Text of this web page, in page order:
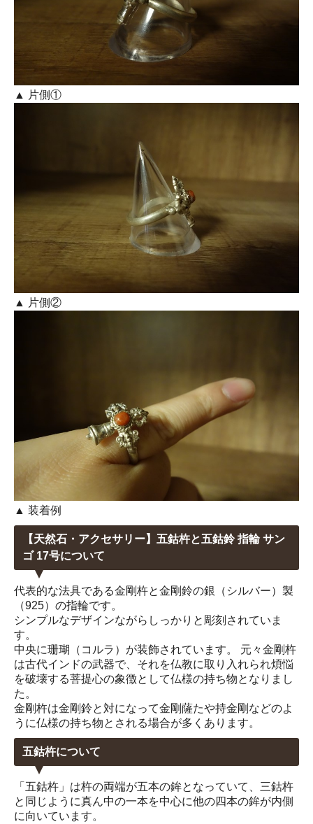
▲ 片側①
▲ 片側②
▲ 装着例
【天然石・アクセサリー】五鈷杵と五鈷鈴 指輪 サン
ゴ 17号について
代表的な法具である金剛杵と金剛鈴の銀（シルバー）製
（925）の指輪です。
シンプルなデザインながらしっかりと彫刻されていま
す。
中央に珊瑚（コルラ）が装飾されています。 元々金剛杵
は古代インドの武器で、それを仏教に取り入れられ煩悩
を破壊する菩提心の象徴として仏様の持ち物となりまし
た。
金剛杵は金剛鈴と対になって金剛薩たや持金剛などのよ
うに仏様の持ち物とされる場合が多くあります。
五鈷杵について
「五鈷杵」は杵の両端が五本の鉾となっていて、三鈷杵
と同じように真ん中の一本を中心に他の四本の鉾が内側
に向いています。